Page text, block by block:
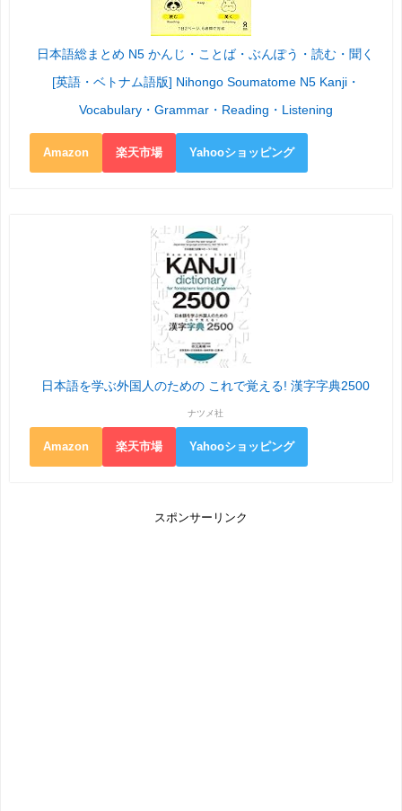
日本語総まとめ N5 かんじ・ことば・ぶんぽう・読む・聞く
[英語・ベトナム語版] Nihongo Soumatome N5 Kanji・
Vocabulary・Grammar・Reading・Listening
Amazon 楽天市場 Yahooショッピング
日本語を学ぶ外国人のための これで覚える! 漢字字典2500
ナツメ社
Amazon 楽天市場 Yahooショッピング
スポンサーリンク